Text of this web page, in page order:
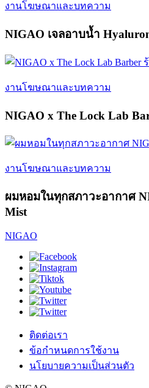
งานโฆษณาและบทความ
NIGAO เจลอาบน้ำ
งานโฆษณาและบทความ
NIGAO x The Lock Lab
งานโฆษณาและบทความ
ผมหอมในทุกสภาวะอากาศ
Mist
NIGAO
ติดต่อเรา
ข้อกำหนดการใช้งาน
นโยบายความเป็นส่วนตัว